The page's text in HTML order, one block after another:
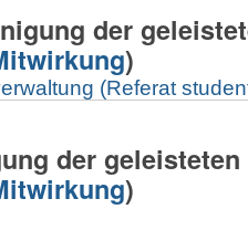
der
)
(Referat
der
)